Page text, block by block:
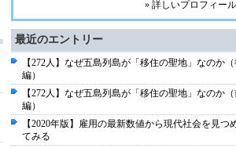
» 詳しいプロフィール
最近のエントリー
【272人】なぜ五島列島が「移住の聖地」なのか（
編）
【272人】なぜ五島列島が「移住の聖地」なのか
編）
【2020年版】雇用の最新数値から現代社会を見つ
てみる